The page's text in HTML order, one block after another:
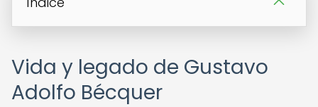
Vida y legado de Gustavo
Adolfo Bécquer